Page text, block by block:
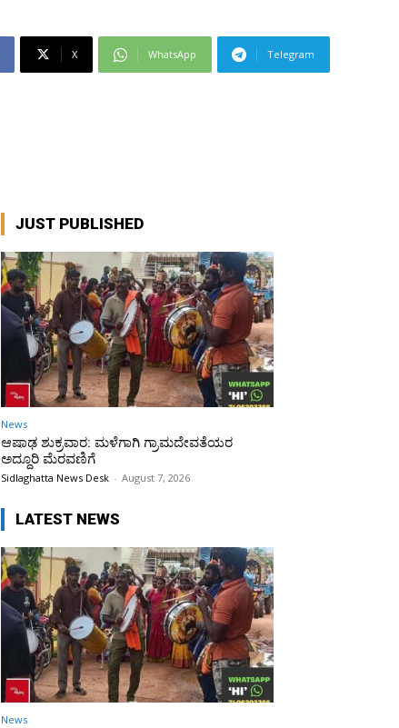
X WhatsApp Telegram
JUST PUBLISHED
News
ಆಷಾಢ ಶುಕ್ರವಾರ: ಮಳೆಗಾಗಿ ಗ್ರಾಮದೇವತೆಯರ
ಅದ್ದೂರಿ ಮೆರವಣಿಗೆ
Sidlaghatta News Desk - August 7, 2026
LATEST NEWS
News